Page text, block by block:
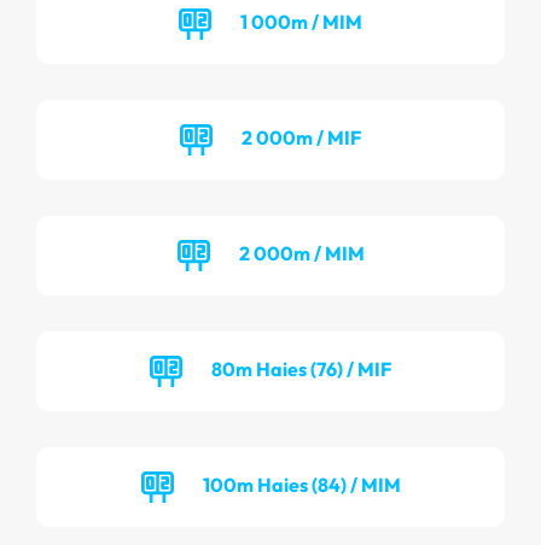
1 000m / MIM
2 000m / MIF
2 000m / MIM
80m Haies (76) / MIF
100m Haies (84) / MIM